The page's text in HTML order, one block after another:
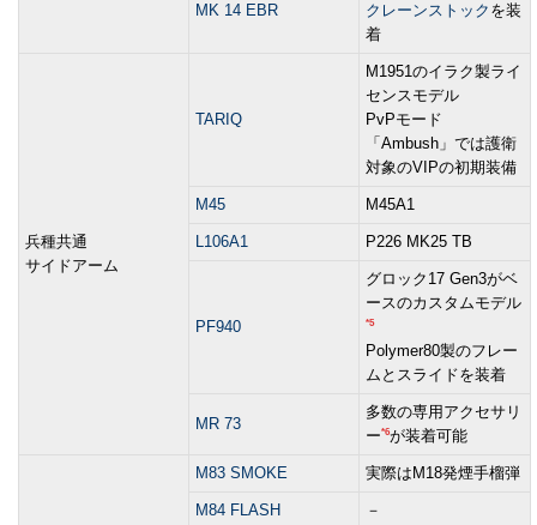
MK 14 EBR
クレーンストック を装
着
兵種共通
サイドアーム
TARIQ
M1951のイラク製ライ
センスモデル
PvPモード
「Ambush」では護衛
対象のVIPの初期装備
M45 M45A1
L106A1 P226 MK25 TB
PF940
グロック17 Gen3がベ
ースのカスタムモデル
*5
Polymer80製のフレー
ムとスライドを装着
MR 73
多数の専用アクセサリ
ー*6が装着可能
M83 SMOKE 実際はM18発煙手榴弾
M84 FLASH －